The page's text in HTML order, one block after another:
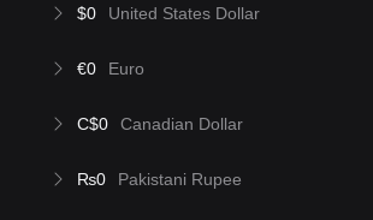
United States Dollar
$0
Euro
€0
Canadian Dollar
C$0
Pakistani Rupee
₨0